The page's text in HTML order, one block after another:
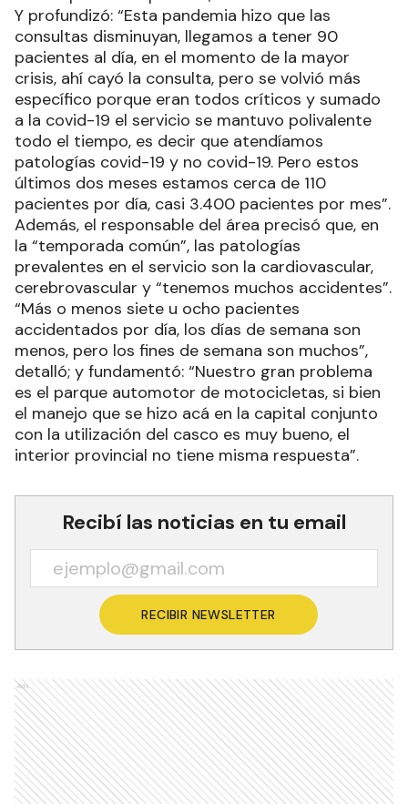
Y profundizó: “Esta pandemia hizo que las
consultas disminuyan, llegamos a tener 90
pacientes al día, en el momento de la mayor
crisis, ahí cayó la consulta, pero se volvió más
específico porque eran todos críticos y sumado
a la covid-19 el servicio se mantuvo polivalente
todo el tiempo, es decir que atendíamos
patologías covid-19 y no covid-19. Pero estos
últimos dos meses estamos cerca de 110
pacientes por día, casi 3.400 pacientes por mes”.
Además, el responsable del área precisó que, en
la “temporada común”, las patologías
prevalentes en el servicio son la cardiovascular,
cerebrovascular y “tenemos muchos accidentes”.
“Más o menos siete u ocho pacientes
accidentados por día, los días de semana son
menos, pero los fines de semana son muchos”,
detalló; y fundamentó: “Nuestro gran problema
es el parque automotor de motocicletas, si bien
el manejo que se hizo acá en la capital conjunto
con la utilización del casco es muy bueno, el
interior provincial no tiene misma respuesta”.
Recibí las noticias en tu email
RECIBIR NEWSLETTER
Ads